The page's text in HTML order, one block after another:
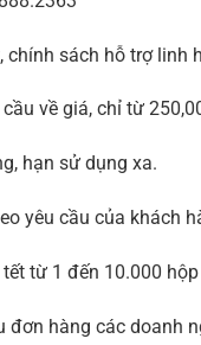
chính sách hỗ trợ linh
về giá, chỉ từ
hạn sử dụng xa.
yêu cầu của khách
từ 1 đến 10.000 hộp
hàng các doanh